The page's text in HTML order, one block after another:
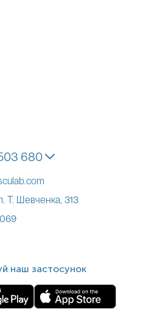
680
Т. Шевченка, 313
наш застосунок